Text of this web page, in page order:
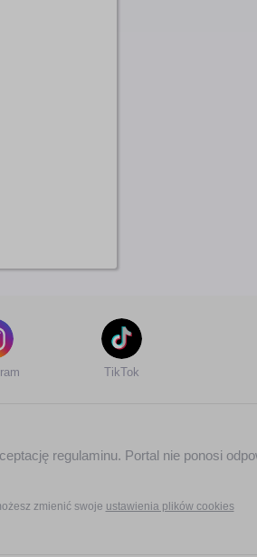
TikTok
regulaminu. Portal nie ponosi
zmienić swoje ustawienia plików cookies